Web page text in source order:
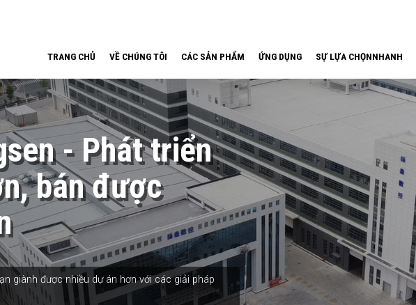
TRANG CHỦ VỀ CHÚNG TÔI CÁC SẢN PHẨM ỨNG DỤNG SỰ LỰA CHỌNNHANH
- Phát triển
bán được
giành được nhiều dự án hơn với các giải pháp